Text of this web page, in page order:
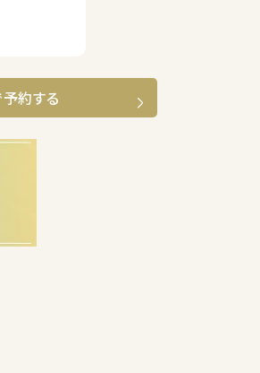
約する